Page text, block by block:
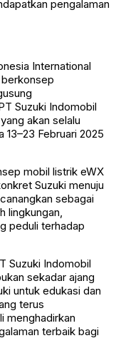
pengalaman
International
Suzuki Indomobil
akan selalu
13–23 Februari 2025
mobil listrik eWX
Suzuki menuju
sebagai
lingkungan,
peduli terhadap
Suzuki Indomobil
sekadar ajang
untuk edukasi dan
terus
menghadirkan
terbaik bagi